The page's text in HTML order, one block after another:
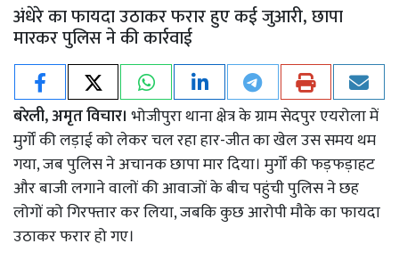
अंधेरे का फायदा उठाकर फरार हुए कई जुआरी, छापा
मारकर पुलिस ने की कार्रवाई
बरेली, अमृत विचार। भोजीपुरा थाना क्षेत्र के ग्राम सेदपुर एयरोला में
मुर्गों की लड़ाई को लेकर चल रहा हार-जीत का खेल उस समय थम
गया, जब पुलिस ने अचानक छापा मार दिया। मुर्गों की फड़फड़ाहट
और बाजी लगाने वालों की आवाजों के बीच पहुंची पुलिस ने छह
लोगों को गिरफ्तार कर लिया, जबकि कुछ आरोपी मौके का फायदा
उठाकर फरार हो गए।